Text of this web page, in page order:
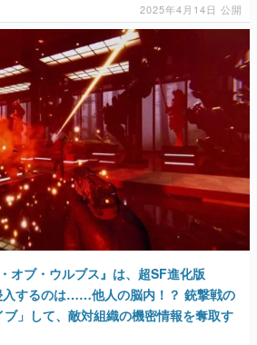
2025年4月14日 公開
オブ・ウルブス』は、超SF進化版
入するのは……他人の脳内！？ 銃撃戦の
」して、敵対組織の機密情報を奪取す